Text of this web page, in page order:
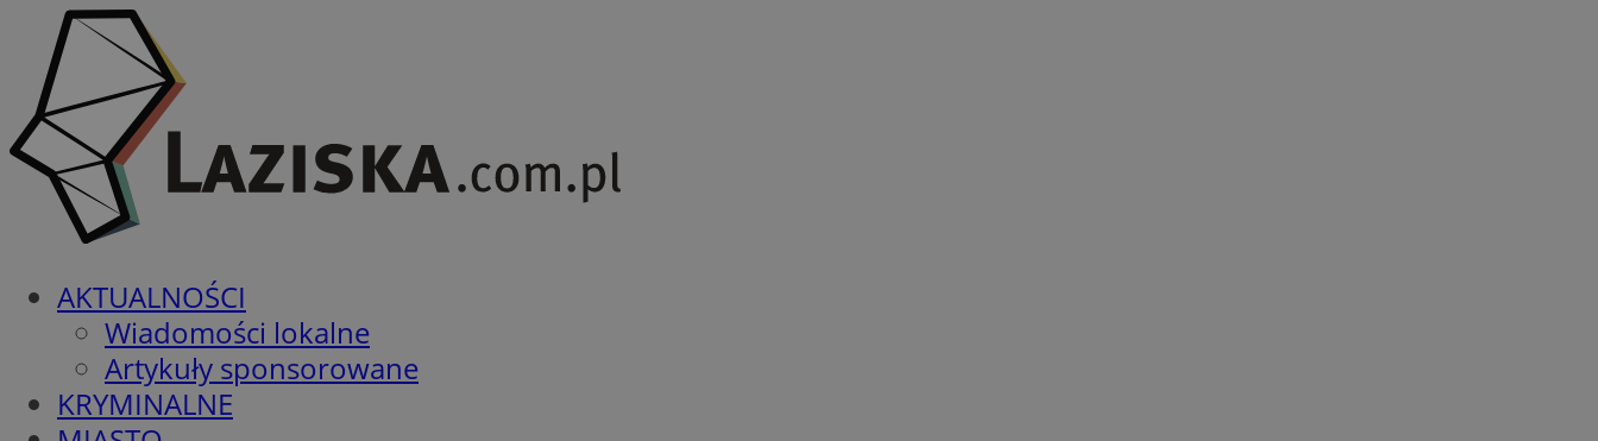
AKTUALNOŚCI
Wiadomości lokalne
Artykuły sponsorowane
KRYMINALNE